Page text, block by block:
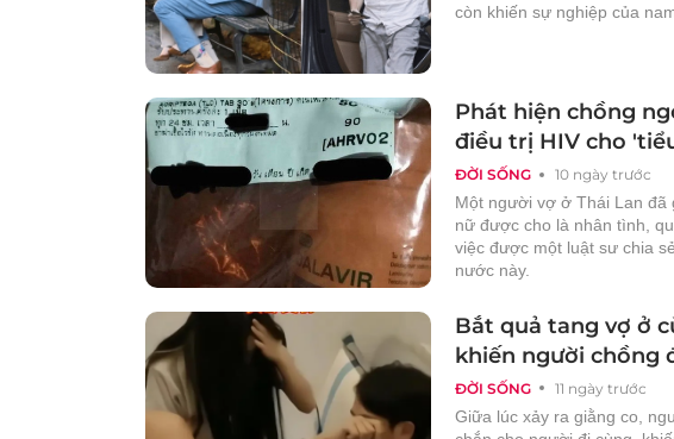
còn khiến sự nghiệp của
ĐỜI SỐNG 10 ngày trước
Phát hiện chồng
điều trị HIV cho
Một người vợ ở Thái Lan đã
nữ được cho là nhân tình,
việc được một luật sư chia
nước này.
ĐỜI SỐNG 11 ngày trước
Bắt quả tang vợ ở
khiến người chồng
Giữa lúc xảy ra giằng co,